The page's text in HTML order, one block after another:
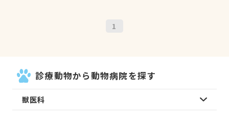
1
診療動物から動物病院を探す
獣医科